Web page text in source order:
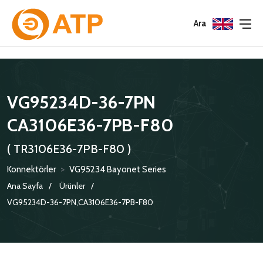
Ara
VG95234D-36-7PN
CA3106E36-7PB-F80
( TR3106E36-7PB-F80 )
Konnektörler > VG95234 Bayonet Series
Ana Sayfa
Ürünler
VG95234D-36-7PN,CA3106E36-7PB-F80
Menu
KATALOGLAR
SERTIFIKALAR
POLITIKALARIMIZ
Menu
ÇEVRE YÖNETIM POLITIKASI
BILGI GÜVENLIĞI POLITIKASI
Menu
KONNEKTÖRLER
ADAPTÖRLER
KORUMA KAPAKLARI
KRIMP KONTAKLAR
GASKETS
TERMINATION BAND